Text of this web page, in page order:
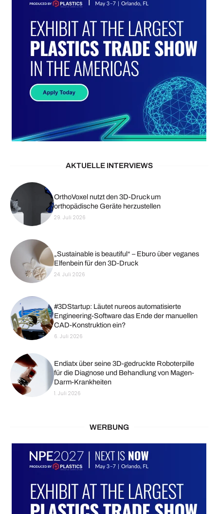
AKTUELLE INTERVIEWS
OrthoVoxel nutzt den 3D-Druck um
orthopädische Geräte herzustellen
29. Juli 2026
„Sustainable is beautiful“ – Eburo über veganes
Elfenbein für den 3D-Druck
24. Juli 2026
#3DStartup: Läutet nureos automatisierte
Engineering-Software das Ende der manuellen
CAD-Konstruktion ein?
6. Juli 2026
Endiatx über seine 3D-gedruckte Roboterpille
für die Diagnose und Behandlung von Magen-
Darm-Krankheiten
1. Juli 2026
WERBUNG